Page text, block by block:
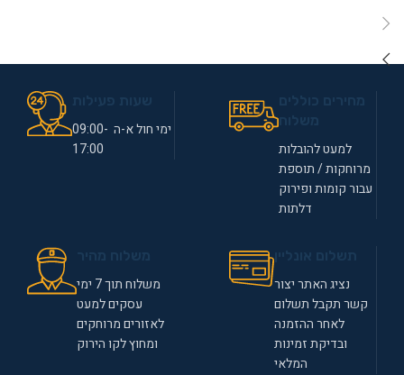
למעט להובלות
מרוחקות / תוספת
עבור קומות ופירוק
דלתות
ימי חול א-ה 09:00-
17:00
נציג האתר יצור
קשר תקבל תשלום
לאחר ההזמנה
ובדיקת זמינות
המלאי
משלוח תוך 7 ימי
עסקים למעט
לאזורים מרוחקים
ומחוץ לקו הירוק